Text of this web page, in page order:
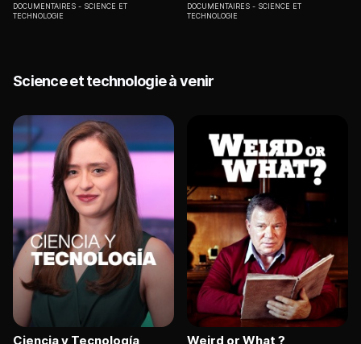
DOCUMENTAIRES
SCIENCE ET
TECHNOLOGIE
DOCUMENTAIRES
SCIENCE ET
TECHNOLOGIE
Science et technologie à venir
Ciencia y Tecnología Weird or What ?